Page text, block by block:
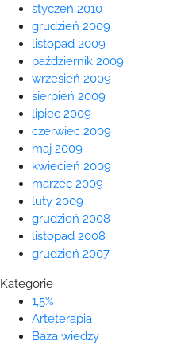
styczeń 2010
grudzień 2009
listopad 2009
październik 2009
wrzesień 2009
sierpień 2009
lipiec 2009
czerwiec 2009
maj 2009
kwiecień 2009
marzec 2009
luty 2009
grudzień 2008
listopad 2008
grudzień 2007
Kategorie
1,5%
Arteterapia
Baza wiedzy